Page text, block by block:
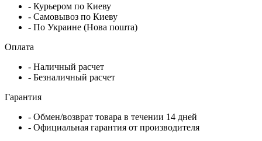
- Курьером по Киеву
- Самовывоз по Киеву
- По Украине (Нова пошта)
Оплата
- Наличный расчет
- Безналичный расчет
Гарантия
- Обмен/возврат товара в течении 14 дней
- Официальная гарантия от производителя